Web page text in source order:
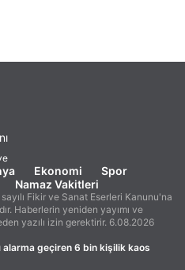
Ekonomi
Spor
Namaz Vakitleri
Fikir ve Sanat Eserleri Kanunu'na
Haberlerin yeniden yayımı ve
yazılı izin gerektirir. 6.08.2026
alarma geçiren 6 bin kişilik kaos